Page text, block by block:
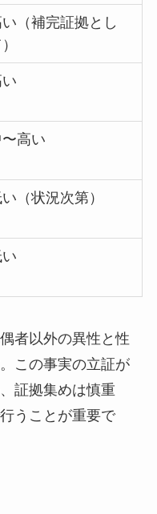
い（補完証拠とし
〜高い
（状況次第）
者以外の異性と性
この事実の立証が
証拠集めは慎重
うことが重要で